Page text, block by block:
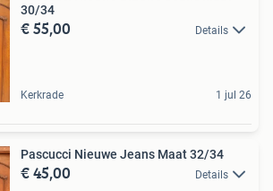
30/34
€ 55,00 Details
Kerkrade 1 jul 26
Pascucci Nieuwe Jeans Maat 32/34
€ 45,00 Details